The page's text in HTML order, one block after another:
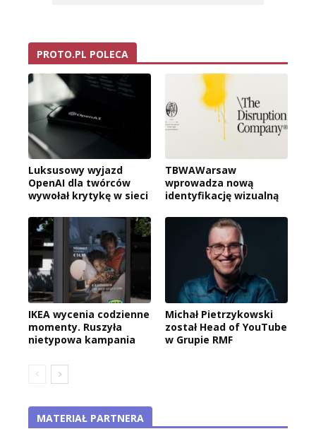
PROTO.PL POLECA
Luksusowy wyjazd
OpenAI dla twórców
wywołał krytykę w sieci
TBWAWarsaw
wprowadza nową
identyfikację wizualną
IKEA wycenia codzienne
momenty. Ruszyła
nietypowa kampania
Michał Pietrzykowski
został Head of YouTube
w Grupie RMF
MATERIAŁ PARTNERA